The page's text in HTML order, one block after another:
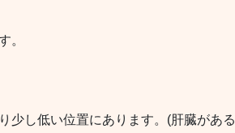
。
少し低い位置にあります。(肝臓がある